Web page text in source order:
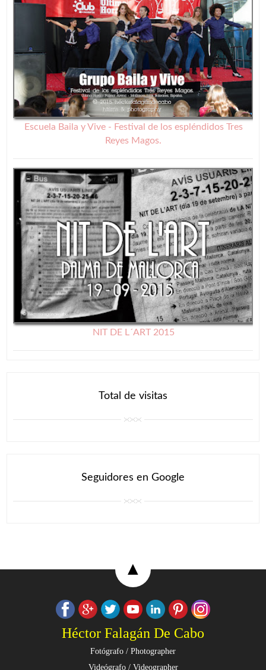
Escuela Baila y Vive - Festival de los espléndidos Tres
Reyes Magos.
NIT DE L´ART 2015
Total de visitas
Seguidores en Google
▲
Héctor Falagán De Cabo
Fotógrafo / Photographer
Videógrafo / Videographer